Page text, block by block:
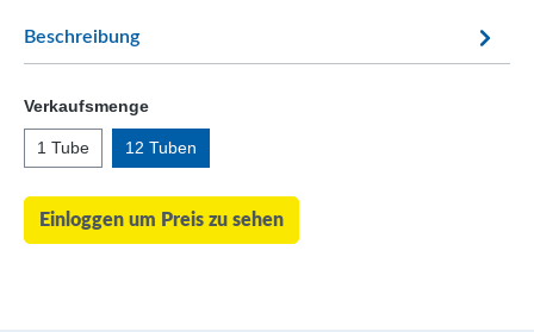
Beschreibung
Verkaufsmenge
1 Tube 12 Tuben
Einloggen um Preis zu sehen